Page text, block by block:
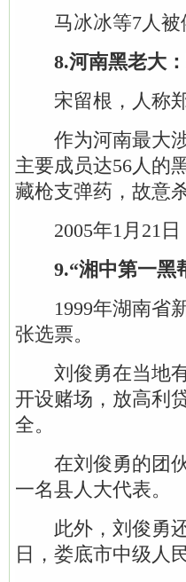
马冰冰等7人被
8.河南黑老大：
宋留根，人称郑
作为河南最大涉
主要成员达56人的
藏枪支弹药，故意杀
2005年1月21日
9.“湘中第一黑帮
1999年湖南省新
张选票。
刘俊勇在当地有
开设赌场，放高利
全。
在刘俊勇的团伙
一名县人大代表。
此外，刘俊勇还
日，娄底市中级人